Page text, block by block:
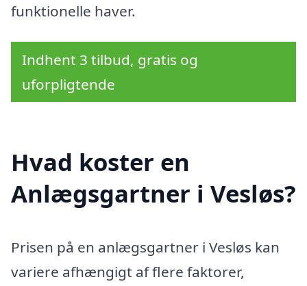
funktionelle haver.
Indhent 3 tilbud, gratis og
uforpligtende
Hvad koster en
Anlægsgartner i Vesløs?
Prisen på en anlægsgartner i Vesløs kan
variere afhængigt af flere faktorer,